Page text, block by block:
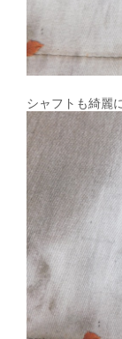
シャフトも綺麗